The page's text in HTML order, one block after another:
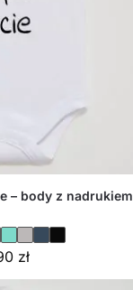
– body z nadrukiem
zł